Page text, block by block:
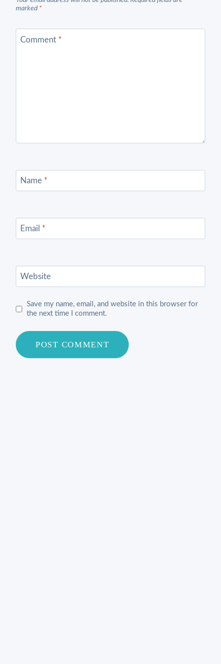
marked *
Comment *
Name *
Email *
Website
Save my name, email, and website in this browser for
the next time I comment.